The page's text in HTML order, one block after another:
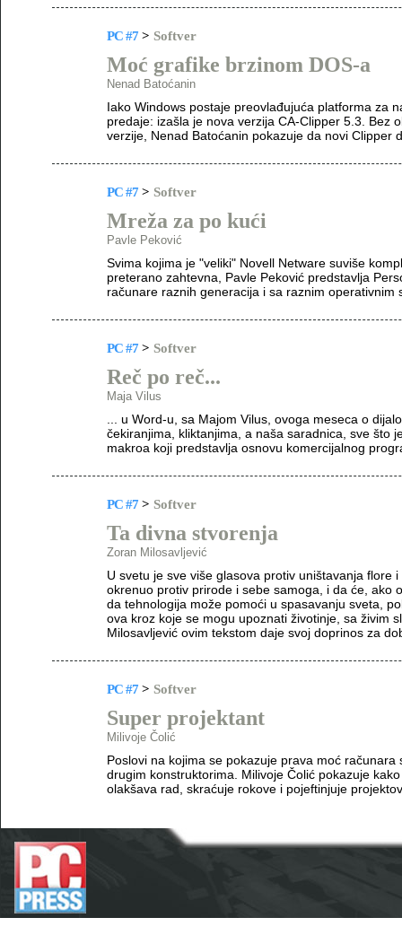
PC #7 > Softver
Moć grafike brzinom DOS-a
Nenad Batoćanin
Iako Windows postaje preovlađujuća platforma za
predaje: izašla je nova verzija CA-Clipper 5.3. Bez
verzije, Nenad Batoćanin pokazuje da novi Clipper
PC #7 > Softver
Mreža za po kući
Pavle Peković
Svima kojima je "veliki" Novell Netware suviše
preterano zahtevna, Pavle Peković predstavlja
računare raznih generacija i sa raznim operativnim
PC #7 > Softver
Reč po reč...
Maja Vilus
... u Word-u, sa Majom Vilus, ovoga meseca o
čekiranjima, kliktanjima, a naša saradnica, sve što
makroa koji predstavlja osnovu komercijalnog
PC #7 > Softver
Ta divna stvorenja
Zoran Milosavljević
U svetu je sve više glasova protiv uništavanja flore
okrenuo protiv prirode i sebe samoga, i da će, ako
da tehnologija može pomoći u spasavanju sveta,
ova kroz koje se mogu upoznati životinje, sa živim
Milosavljević ovim tekstom daje svoj doprinos za
PC #7 > Softver
Super projektant
Milivoje Čolić
Poslovi na kojima se pokazuje prava moć
drugim konstruktorima. Milivoje Čolić pokazuje
olakšava rad, skraćuje rokove i pojeftinjuje